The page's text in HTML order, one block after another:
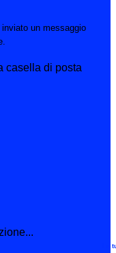
inviato un messaggio
casella di posta
Le